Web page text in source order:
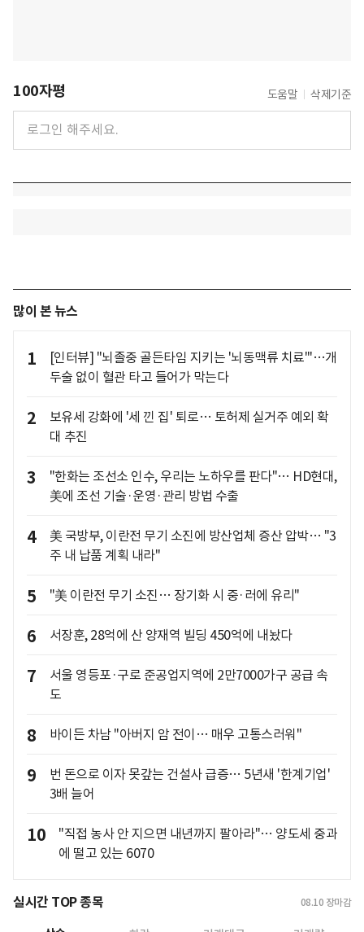
100자평 도움말 삭제기준
많이 본 뉴스
1
[인터뷰] "뇌졸중 골든타임 지키는 '뇌동맥류 치료'"…개
두술 없이 혈관 타고 들어가 막는다
2
보유세 강화에 '세 낀 집' 퇴로… 토허제 실거주 예외 확
대 추진
3
"한화는 조선소 인수, 우리는 노하우를 판다"… HD현대,
美에 조선 기술·운영·관리 방법 수출
4
美 국방부, 이란전 무기 소진에 방산업체 증산 압박… "3
주 내 납품 계획 내라"
5 "美 이란전 무기 소진… 장기화 시 중·러에 유리"
6 서장훈, 28억에 산 양재역 빌딩 450억에 내놨다
7
서울 영등포·구로 준공업지역에 2만7000가구 공급 속
도
8 바이든 차남 "아버지 암 전이… 매우 고통스러워"
9
번 돈으로 이자 못갚는 건설사 급증… 5년새 '한계기업'
3배 늘어
10
"직접 농사 안 지으면 내년까지 팔아라"… 양도세 중과
에 떨고 있는 6070
실시간 TOP 종목 08.10 장마감